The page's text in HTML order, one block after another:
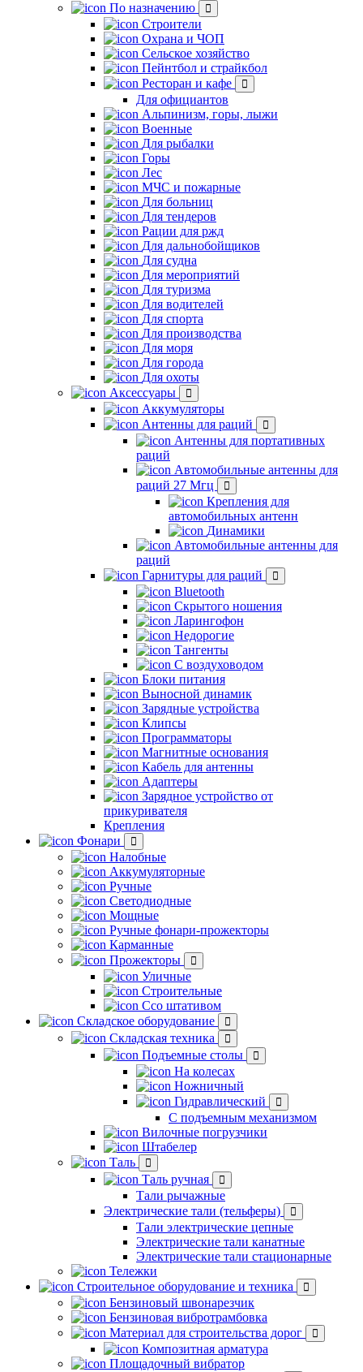
По назначению
Строители
Охрана и ЧОП
Сельское хозяйство
Пейнтбол и страйкбол
Ресторан и кафе
Для официантов
Альпинизм, горы, лыжи
Военные
Для рыбалки
Горы
Лес
МЧС и пожарные
Для больниц
Для тендеров
Рации для ржд
Для дальнобойщиков
Для судна
Для мероприятий
Для туризма
Для водителей
Для спорта
Для производства
Для моря
Для города
Для охоты
Аксессуары
Аккумуляторы
Антенны для раций
Антенны для портативных
раций
Автомобильные антенны для
раций 27 Мгц
Крепления для
автомобильных антенн
Динамики
Автомобильные антенны для
раций
Гарнитуры для раций
Bluetooth
Скрытого ношения
Ларингофон
Недорогие
Тангенты
С воздуховодом
Блоки питания
Выносной динамик
Зарядные устройства
Клипсы
Программаторы
Магнитные основания
Кабель для антенны
Адаптеры
Зарядное устройство от
прикуривателя
Крепления
Фонари
Налобные
Аккумуляторные
Ручные
Светодиодные
Мощные
Ручные фонари-прожекторы
Карманные
Прожекторы
Уличные
Строительные
Ссо штативом
Складское оборудование
Складская техника
Подъемные столы
На колесах
Ножничный
Гидравлический
С подъемным механизмом
Вилочные погрузчики
Штабелер
Таль
Таль ручная
Тали рычажные
Электрические тали (тельферы)
Тали электрические цепные
Электрические тали канатные
Электрические тали стационарные
Тележки
Строительное оборудование и техника
Бензиновый швонарезчик
Бензиновая вибротрамбовка
Материал для строительства дорог
Композитная арматура
Площадочный вибратор